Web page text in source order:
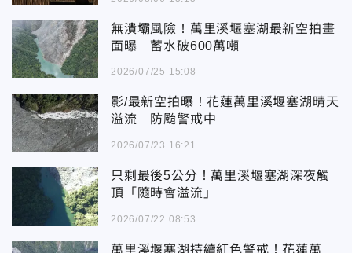
無潰壩風險！萬里溪堰塞湖最新空拍畫
面曝 蓄水破600萬噸
2026/07/25 15:08
影/最新空拍曝！花蓮萬里溪堰塞湖晴天
溢流 防颱警戒中
2026/07/23 16:21
只剩最後5公分！萬里溪堰塞湖深夜觸
頂「隨時會溢流」
2026/07/22 08:53
萬里溪堰塞湖持續紅色警戒！花蓮萬